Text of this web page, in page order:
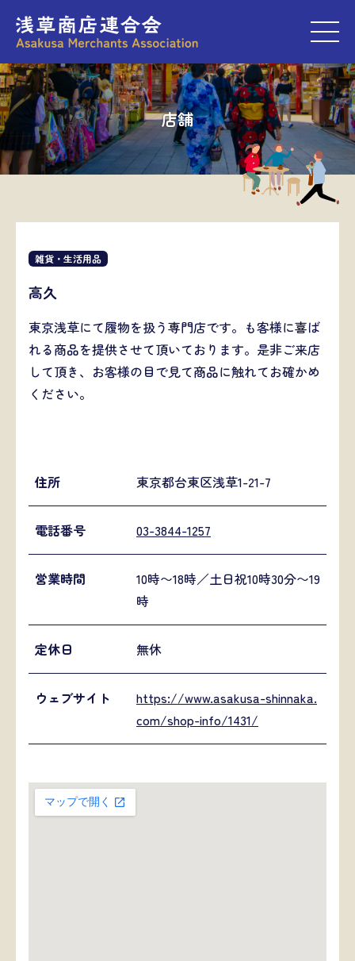
店舗
雑貨・生活用品
高久
東京浅草にて履物を扱う専門店です。も客様に喜ば
れる商品を提供させて頂いております。是非ご来店
して頂き、お客様の目で見て商品に触れてお確かめ
ください。
住所 東京都台東区浅草1-21-7
電話番号 03-3844-1257
営業時間
10時〜18時／土日祝10時30分〜19
時
定休日 無休
ウェブサイト
https://www.asakusa-shinnaka.
com/shop-info/1431/